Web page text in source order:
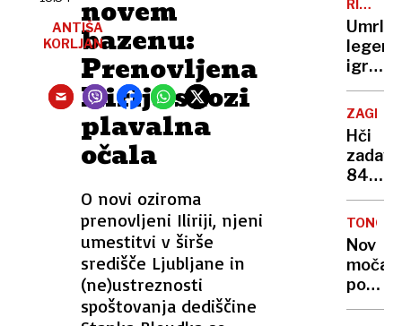
novem
bazenu:
Prenovljena
Ilirija skozi
plavalna
očala
O novi oziroma
prenovljeni Iliriji, njeni
umestitvi v širše
središče Ljubljane in
(ne)ustreznosti
spoštovanja dediščine
ANTIŠA
KORLJAN
na
tla
Domen
Prevc:
Ni
Umrl
igralec
iz
serije
Pesem
ptic
trnovk.
"Naš
je
zdaj
z
ZAGREB
Hči
84-
letno
mamo.
so
že
TONGA
Nov
močan